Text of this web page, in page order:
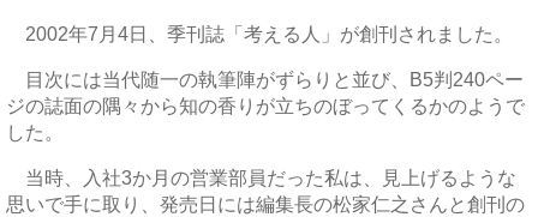
2002年7月4日、季刊誌「考える人」が創刊されました。
目次には当代随一の執筆陣がずらりと並び、B5判240ペー
ジの誌面の隅々から知の香りが立ちのぼってくるかのようで
した。
当時、入社3か月の営業部員だった私は、見上げるような
思いで手に取り、発売日には編集長の松家仁之さんと創刊の